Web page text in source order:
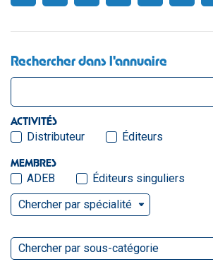
Rechercher dans l'annuaire
ACTIVITÉS
Distributeur Éditeurs
MEMBRES
ADEB
Éditeurs singuliers
Chercher par spécialité
Chercher par sous-catégorie